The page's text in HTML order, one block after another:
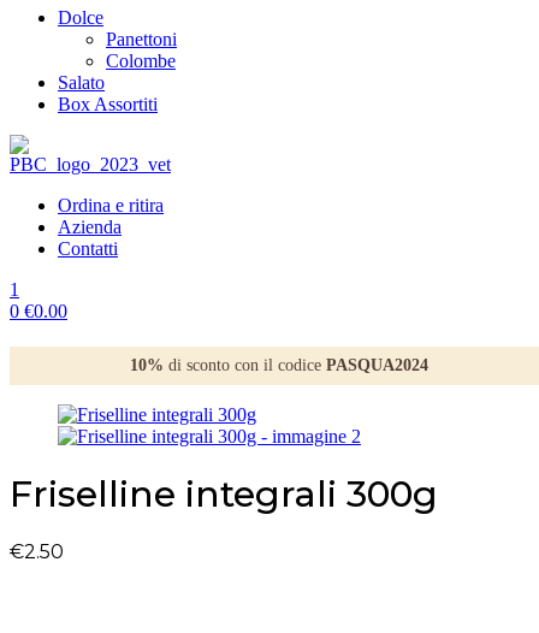
Dolce
Panettoni
Colombe
Salato
Box Assortiti
Ordina e ritira
Azienda
Contatti
1
0 €0.00
10% di sconto con il codice PASQUA2024
Friselline integrali 300g
€2.50